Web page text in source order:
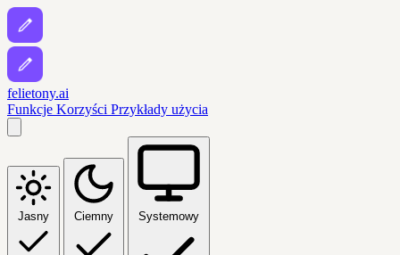
felietony.ai
Funkcje Korzyści Przykłady użycia
Jasny Ciemny Systemowy